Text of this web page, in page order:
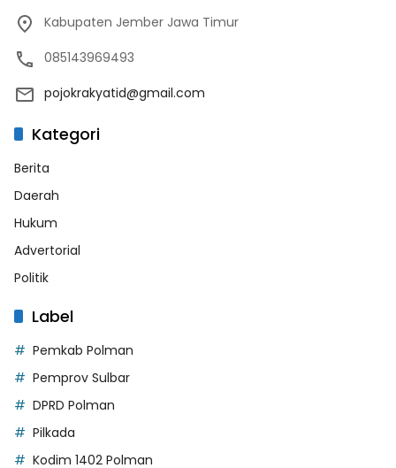
Kabupaten Jember Jawa Timur
085143969493
pojokrakyatid@gmail.com
Kategori
Berita
Daerah
Hukum
Advertorial
Politik
Label
Pemkab Polman
Pemprov Sulbar
DPRD Polman
Pilkada
Kodim 1402 Polman